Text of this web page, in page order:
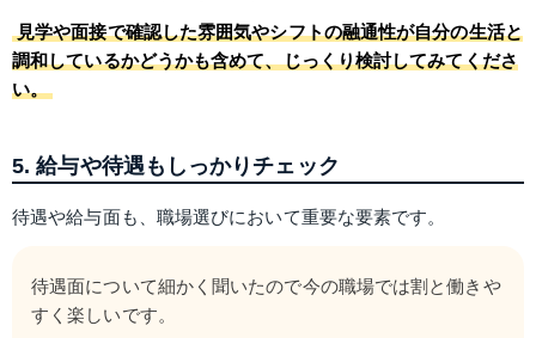
見学や面接で確認した雰囲気やシフトの融通性が自分の生活と
調和しているかどうかも含めて、じっくり検討してみてくださ
い。
5. 給与や待遇もしっかりチェック
待遇や給与面も、職場選びにおいて重要な要素です。
待遇面について細かく聞いたので今の職場では割と働きや
すく楽しいです。